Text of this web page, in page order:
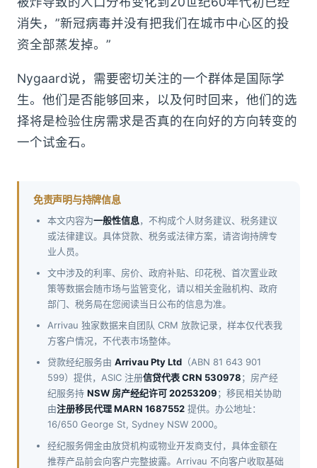
消失，”新冠病毒并没有把我们在城市中心区的投
资全部蒸发掉。”
Nygaard说，需要密切关注的一个群体是国际学
生。他们是否能够回来，以及何时回来，他们的选
择将是检验住房需求是否真的在向好的方向转变的
一个试金石。
免责声明与持牌信息
本文内容为一般性信息，不构成个人财务建议、税务建议
或法律建议。具体贷款、税务或法律方案，请咨询持牌专
业人员。
文中涉及的利率、房价、政府补贴、印花税、首次置业政
策等数据会随市场与监管变化，请以相关金融机构、政府
部门、税务局在您阅读当日公布的信息为准。
Arrivau 独家数据来自团队 CRM 放款记录，样本仅代表我
方客户情况，不代表市场整体。
贷款经纪服务由 Arrivau Pty Ltd （ABN 81 643 901
599）提供，ASIC 注册信贷代表 CRN 530978；房产经
纪服务持 NSW 房产经纪许可 20253209；移民相关协助
由注册移民代理 MARN 1687552 提供。办公地址：
16/650 George St, Sydney NSW 2000。
经纪服务佣金由放贷机构或物业开发商支付，具体金额在
推荐产品前会向客户完整披露。Arrivau 不向客户收取基础